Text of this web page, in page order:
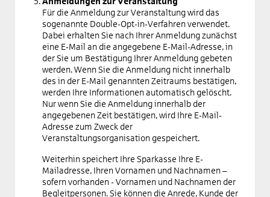
Für die Anmeldung zur Veranstaltung wird das
sogenannte Double-Opt-in-Verfahren verwendet.
Dabei erhalten Sie nach Ihrer Anmeldung zunächst
eine E-Mail an die angegebene E-Mail-Adresse, in
der Sie um Bestätigung Ihrer Anmeldung gebeten
werden. Wenn Sie die Anmeldung nicht innerhalb
des in der E-Mail genannten Zeitraums bestätigen,
werden Ihre Informationen automatisch gelöscht.
Nur wenn Sie die Anmeldung innerhalb der
angegebenen Zeit bestätigen, wird Ihre E-Mail-
Adresse zum Zweck der
Veranstaltungsorganisation gespeichert.
Weiterhin speichert Ihre Sparkasse Ihre E-
Mailadresse, Ihren Vornamen und Nachnamen –
sofern vorhanden - Vornamen und Nachnamen der
Begleitpersonen. Sie können die Anrede, Kunde der